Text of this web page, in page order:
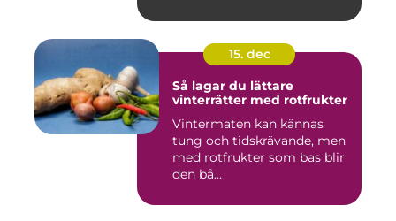
15. dec
Så lagar du lättare
vinterrätter med rotfrukter
Vintermaten kan kännas
tung och tidskrävande, men
med rotfrukter som bas blir
den bå...